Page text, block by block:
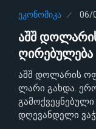
ᲔᲙᲝᲜᲝᲛᲘᲙᲐ 06/
აშშ
აშშ დოლარის
ლარი გახდა.
დღევანდელი